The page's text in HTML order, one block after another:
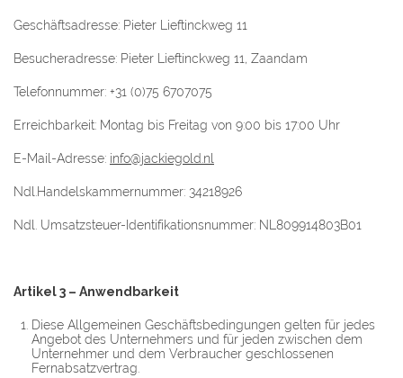
Geschäftsadresse: Pieter Lieftinckweg 11
Besucheradresse: Pieter Lieftinckweg 11, Zaandam
Telefonnummer: +31 (0)75 6707075
Erreichbarkeit: Montag bis Freitag von 9:00 bis 17:00 Uhr
E-Mail-Adresse: info@jackiegold.nl
Ndl.Handelskammernummer: 34218926
Ndl. Umsatzsteuer-Identifikationsnummer: NL809914803B01
Artikel 3 – Anwendbarkeit
Diese Allgemeinen Geschäftsbedingungen gelten für jedes
Angebot des Unternehmers und für jeden zwischen dem
Unternehmer und dem Verbraucher geschlossenen
Fernabsatzvertrag.